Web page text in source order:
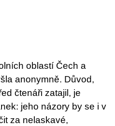
oblastí Čech a
anonymně. Důvod,
čtenáři zatajil, je
jeho názory by se i v
za nelaskavé,